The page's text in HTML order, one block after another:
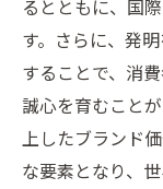
るとともに、国
す。さらに、発
することで、消
誠心を育むこと
上したブランド
な要素となり、